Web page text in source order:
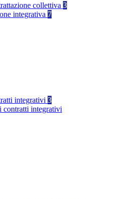
collettiva 3
integrativa 7
integrativi 3
contratti integrativi